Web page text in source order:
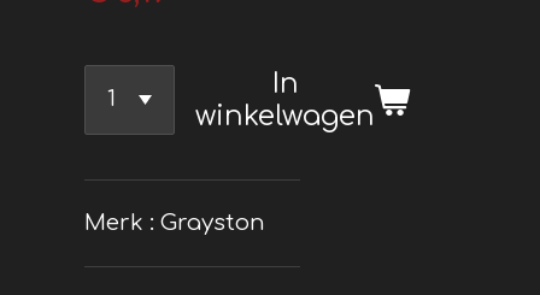
In
winkelwagen
Merk : Grayston